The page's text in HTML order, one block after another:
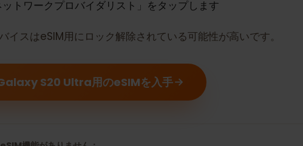
きます。
バイスはeSIM用にロック解除されている可能性が高いです。
Galaxy S20 Ultra用のeSIMを入手